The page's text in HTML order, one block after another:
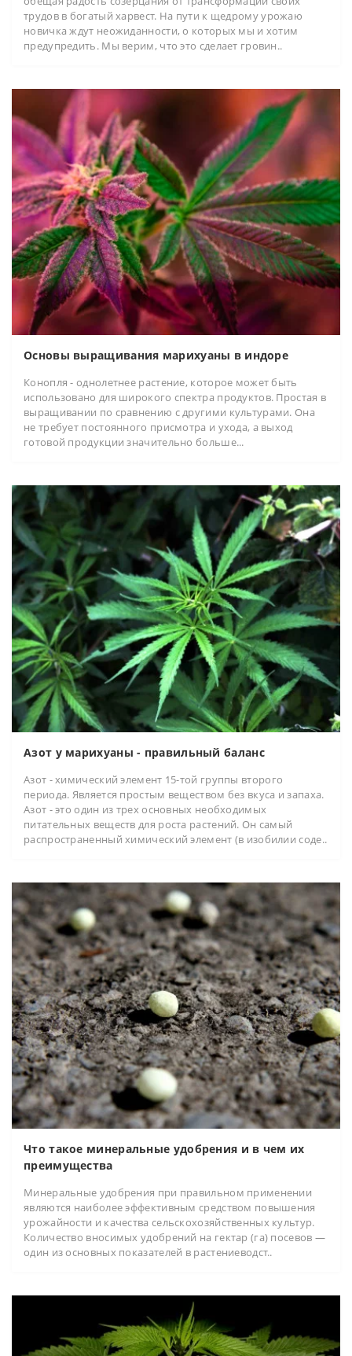
трудов в богатый харвест. На пути к щедрому урожаю
новичка ждут неожиданности, о которых мы и хотим
предупредить. Мы верим, что это сделает гровин..
Основы выращивания марихуаны в индоре
Конопля - однолетнее растение, которое может быть
использовано для широкого спектра продуктов. Простая в
выращивании по сравнению с другими культурами. Она
не требует постоянного присмотра и ухода, а выход
готовой продукции значительно больше...
Азот у марихуаны - правильный баланс
Азот - химический элемент 15-той группы второго
периода. Является простым веществом без вкуса и запаха.
Азот - это один из трех основных необходимых
питательных веществ для роста растений. Он самый
распространенный химический элемент (в изобилии соде..
Что такое минеральные удобрения и в чем их
преимущества
Минеральные удобрения при правильном применении
являются наиболее эффективным средством повышения
урожайности и качества сельскохозяйственных культур.
Количество вносимых удобрений на гектар (га) посевов —
один из основных показателей в растениеводст..